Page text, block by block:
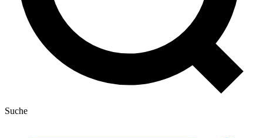
Suche